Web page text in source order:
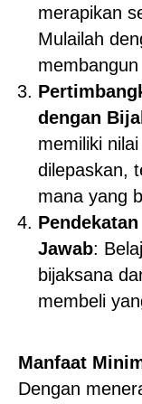
merapikan
Mulailah
dengan
memiliki
dilepaskan,
mana yang
Jawab:
bijaksana
membeli
Manfaat
Dengan